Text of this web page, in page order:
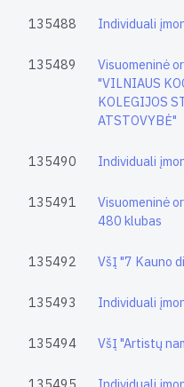
135488 Individuali
135489
Visuomeninė
"VILNIAUS
KOLEGIJOS
ATSTOVYBĖ"
135490 Individuali
135491
Visuomeninė
480 klubas
135492 VšĮ "7 Kauno
135493 Individuali
135494 VšĮ "Artistų